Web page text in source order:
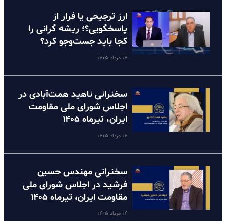
ارز ترجیحی یا فرار از
پاسخگویی؟؛ ریشه گرانی را
کجا باید جست‌وجو کرد؟
۱۴ مرداد ۱۴۰۵
سخنرانی ناهید همت‌آبادی در
اجلاس شورای ملی مقاومت
ایران، تیرماه ۱۴۰۵
۱۴ مرداد ۱۴۰۵
سخنرانی مهندس حسین
فرشید در اجلاس شورای ملی
مقاومت ایران، تیرماه ۱۴۰۵
۱۴ مرداد ۱۴۰۵